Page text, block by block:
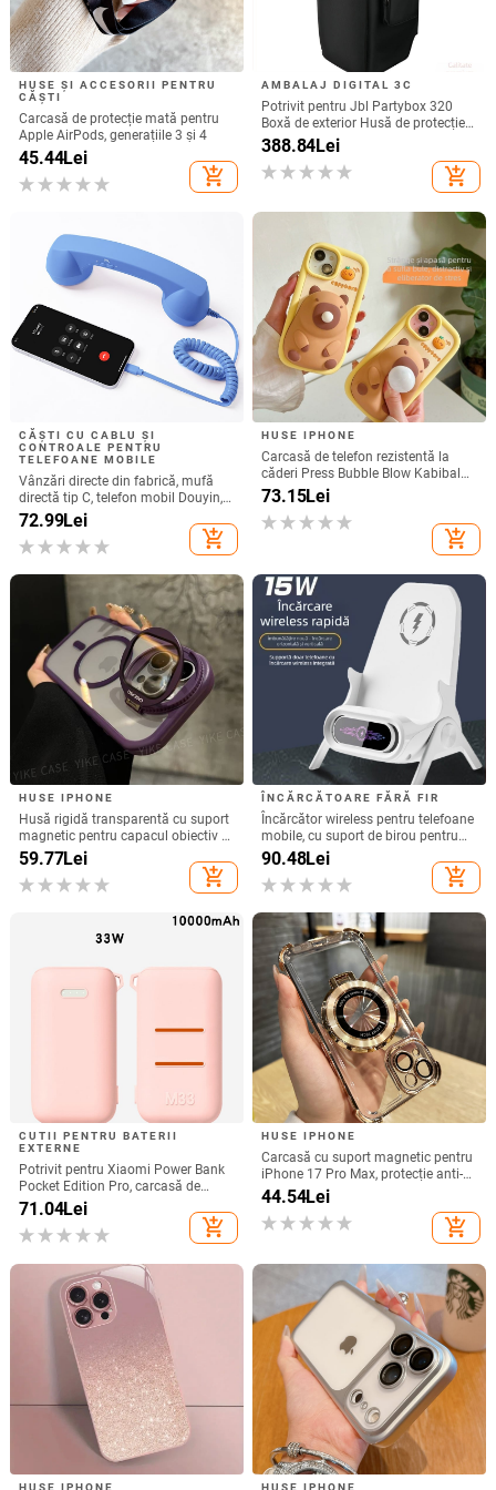
HUSE ȘI ACCESORII PENTRU
CĂȘTI
Carcasă de protecție mată pentru
Apple AirPods, generațiile 3 și 4
45.44Lei
add_shopping_cart
AMBALAJ DIGITAL 3C
Potrivit pentru Jbl Partybox 320
Boxă de exterior Husă de protecție
Stage 320 Audio Trolley Carcasă
anti-praf Husă
388.84Lei
add_shopping_cart
CĂȘTI CU CABLU ȘI
CONTROALE PENTRU
TELEFOANE MOBILE
Vânzări directe din fabrică, mufă
directă tip C, telefon mobil Douyin,
internet celebru, telefon mobil,
microfon electric, port C, căști cu fir,
cască
72.99Lei
add_shopping_cart
HUSE IPHONE
Carcasă de telefon rezistentă la
căderi Press Bubble Blow Kabibala
pentru iPhone 15, pentru Apple 12
13/14Pro Max 11
73.15Lei
add_shopping_cart
HUSE IPHONE
Husă rigidă transparentă cu suport
magnetic pentru capacul obiectiv –
pentru iPhone 17 Pro Max
59.77Lei
add_shopping_cart
ÎNCĂRCĂTOARE FĂRĂ FIR
Încărcător wireless pentru telefoane
mobile, cu suport de birou pentru
utilizare orizontală sau verticală,
QC3.0, 2 A, 15 W, Încărcare rapidă
90.48Lei
add_shopping_cart
CUTII PENTRU BATERII
EXTERNE
Potrivit pentru Xiaomi Power Bank
Pocket Edition Pro, carcasă de
protecție din silicon 33W 10000mA,
antiderapantă pentru Power Bank
71.04Lei
add_shopping_cart
HUSE IPHONE
Carcasă cu suport magnetic pentru
iPhone 17 Pro Max, protecție anti-
cadere la cele patru colțuri, finisaj
electroplacat din acrilic
44.54Lei
add_shopping_cart
HUSE IPHONE HUSE IPHONE